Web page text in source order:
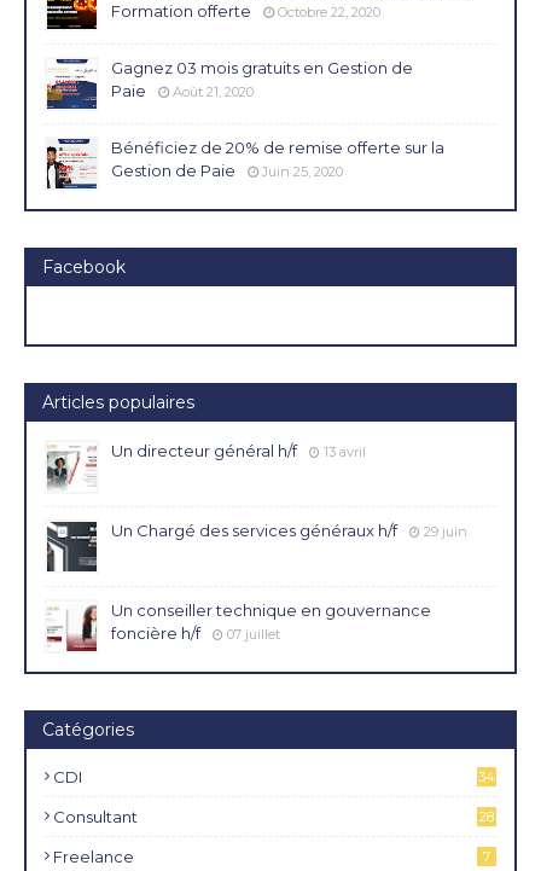
Formation offerte
Octobre 22, 2020
Gagnez 03 mois gratuits en Gestion de
Paie
Août 21, 2020
Bénéficiez de 20% de remise offerte sur la
Gestion de Paie
Juin 25, 2020
Facebook
Articles populaires
Un directeur général h/f 13 avril
Un Chargé des services généraux h/f 29 juin
Un conseiller technique en gouvernance
foncière h/f
07 juillet
Catégories
CDI
34
Consultant 28
Freelance 7